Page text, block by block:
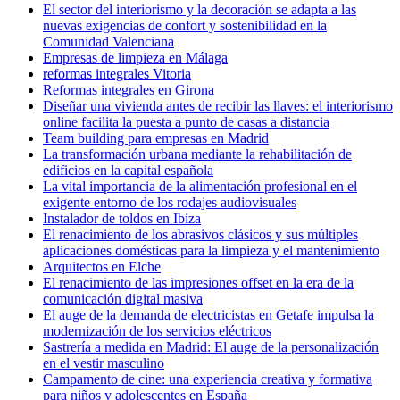
El sector del interiorismo y la decoración se adapta a las
nuevas exigencias de confort y sostenibilidad en la
Comunidad Valenciana
Empresas de limpieza en Málaga
reformas integrales Vitoria
Reformas integrales en Girona
Diseñar una vivienda antes de recibir las llaves: el interiorismo
online facilita la puesta a punto de casas a distancia
Team building para empresas en Madrid
La transformación urbana mediante la rehabilitación de
edificios en la capital española
La vital importancia de la alimentación profesional en el
exigente entorno de los rodajes audiovisuales
Instalador de toldos en Ibiza
El renacimiento de los abrasivos clásicos y sus múltiples
aplicaciones domésticas para la limpieza y el mantenimiento
Arquitectos en Elche
El renacimiento de las impresiones offset en la era de la
comunicación digital masiva
El auge de la demanda de electricistas en Getafe impulsa la
modernización de los servicios eléctricos
Sastrería a medida en Madrid: El auge de la personalización
en el vestir masculino
Campamento de cine: una experiencia creativa y formativa
para niños y adolescentes en España